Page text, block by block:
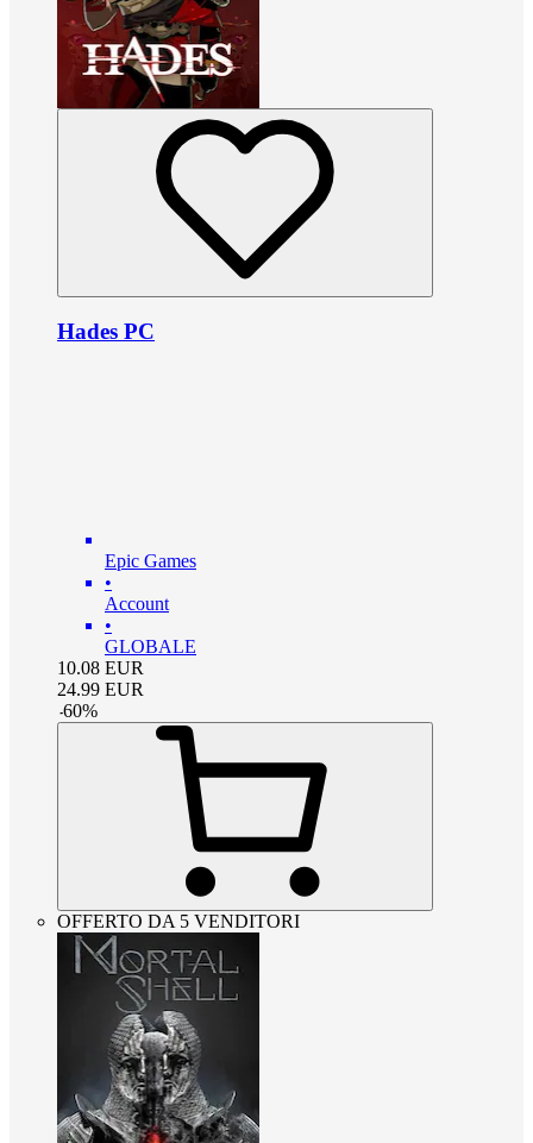
Hades PC
Epic Games
•
Account
•
GLOBALE
10.08 EUR
24.99 EUR
-60%
OFFERTO DA 5 VENDITORI